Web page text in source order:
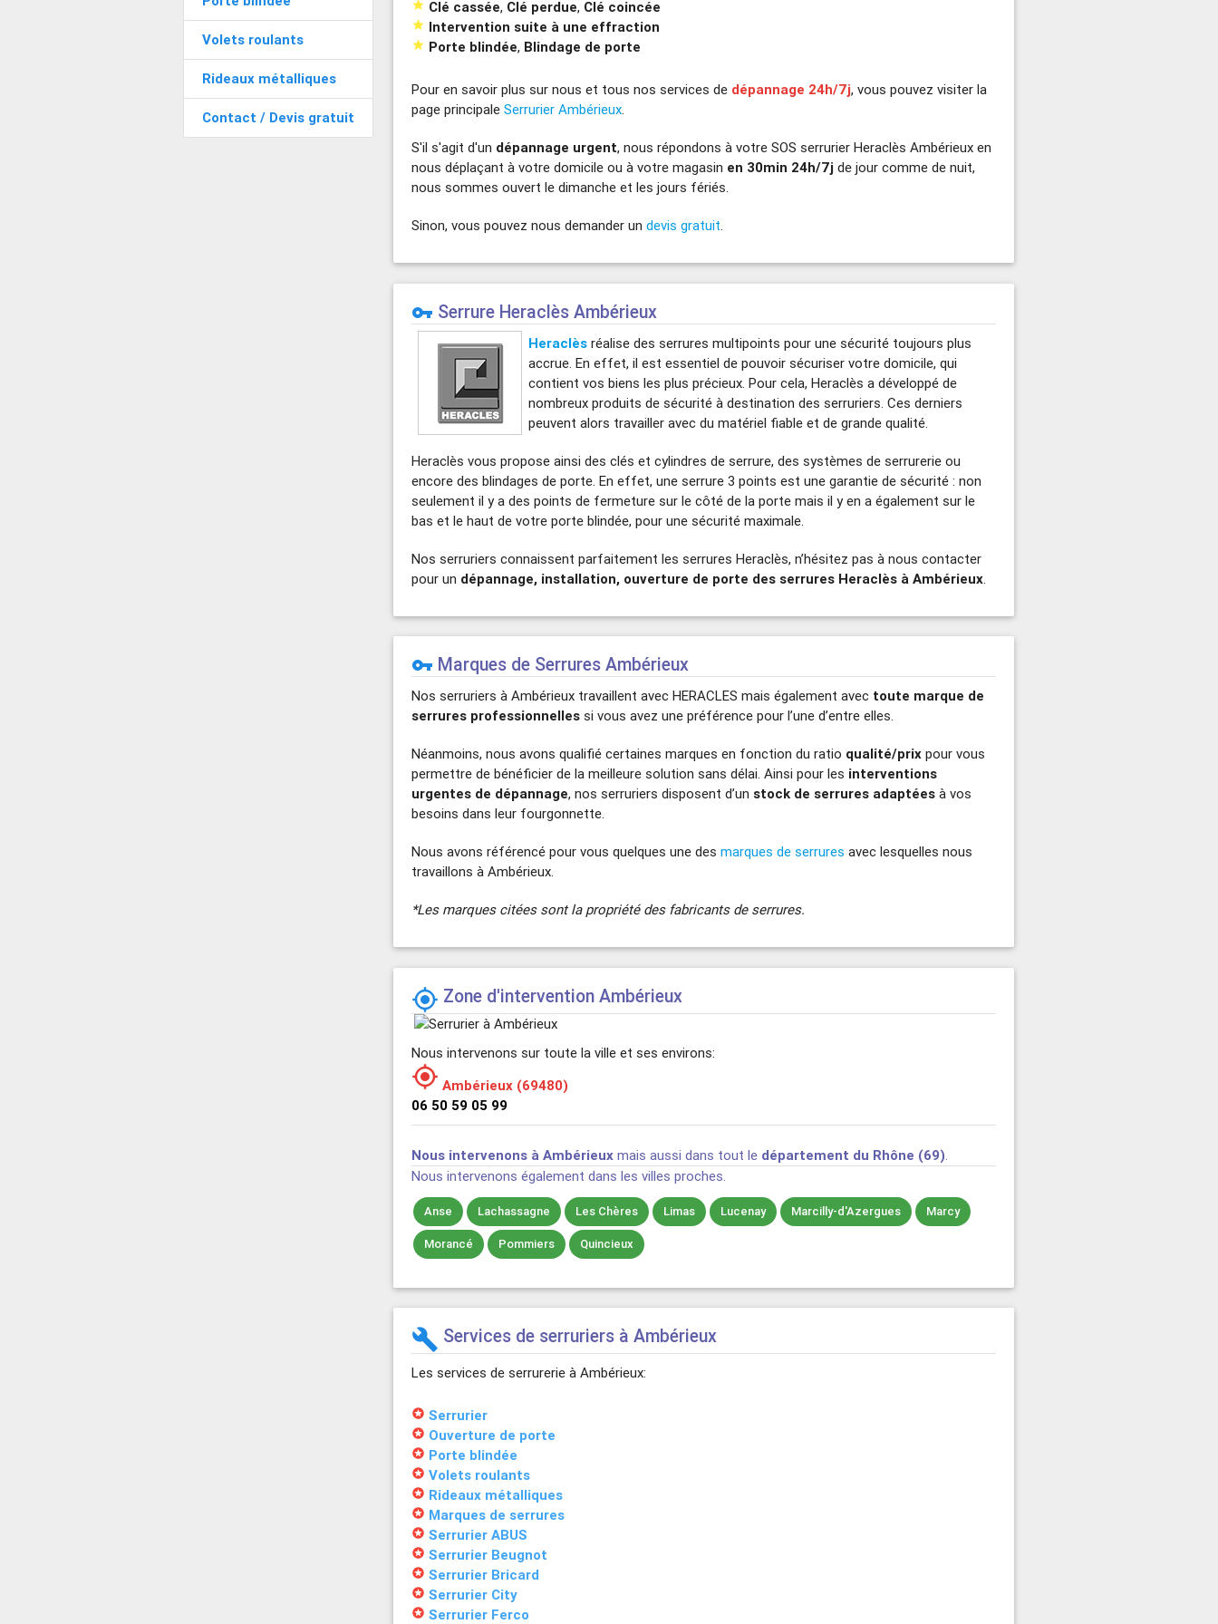
Volets roulants
Rideaux métalliques
Contact / Devis gratuit
 Clé cassée, Clé perdue, Clé coincée
 Intervention suite à une effraction
 Porte blindée, Blindage de porte
Pour en savoir plus sur nous et tous nos services de dépannage 24h/7j, vous pouvez visiter la
page principaleSerrurier Ambérieux.
S'il s'agit d'un dépannage urgent, nous répondons à votre SOS serrurier Heraclès Ambérieux en
nous déplaçant à votre domicile ou à votre magasin en 30min 24h/7j de jour comme de nuit,
nous sommes ouvert le dimanche et les jours fériés.
Sinon, vous pouvez nous demander undevis gratuit.
vpn_key Serrure Heraclès Ambérieux
Heraclès réalise des serrures multipoints pour une sécurité toujours plus
accrue. En effet, il est essentiel de pouvoir sécuriser votre domicile, qui
contient vos biens les plus précieux. Pour cela, Heraclès a développé de
nombreux produits de sécurité à destination des serruriers. Ces derniers
peuvent alors travailler avec du matériel fiable et de grande qualité.
Heraclès vous propose ainsi des clés et cylindres de serrure, des systèmes de serrurerie ou
encore des blindages de porte. En effet, une serrure 3 points est une garantie de sécurité : non
seulement il y a des points de fermeture sur le côté de la porte mais il y en a également sur le
bas et le haut de votre porte blindée, pour une sécurité maximale.
Nos serruriers connaissent parfaitement les serrures Heraclès, n’hésitez pas à nous contacter
pour un dépannage, installation, ouverture de porte des serrures Heraclès à Ambérieux
vpn_key Marques de Serrures Ambérieux
Nos serruriers à Ambérieux travaillent avec HERACLES mais également avec toute marque de
serrures professionnelles si vous avez une préférence pour l’une d’entre elles.
Néanmoins, nous avons qualifié certaines marques en fonction du ratio qualité/prix pour vous
permettre de bénéficier de la meilleure solution sans délai. Ainsi pour les interventions
urgentes de dépannage, nos serruriers disposent d’unstock de serrures adaptées à vos
besoins dans leur fourgonnette.
Nous avons référencé pour vous quelques une desmarques de serrures avec lesquelles nous
travaillons à Ambérieux.
*Les marques citées sont la propriété des fabricants de serrures.
 Zone d'intervention Ambérieux
Nous intervenons sur toute la ville et ses environs:
 Ambérieux (69480)
06 50 59 05 99
Nous intervenons à Ambérieux mais aussi dans tout le département du Rhône (69)
Nous intervenons également dans les villes proches.
Anse Lachassagne Les Chères Limas Lucenay Marcilly-d'Azergues Marcy
Morancé Pommiers Quincieux
build Services de serruriers à Ambérieux
Les services de serrurerie à Ambérieux:
stars Serrurier
stars Ouverture de porte
stars Porte blindée
stars Volets roulants
stars Rideaux métalliques
stars Marques de serrures
stars Serrurier ABUS
stars Serrurier Beugnot
stars Serrurier Bricard
stars Serrurier City
stars Serrurier Ferco